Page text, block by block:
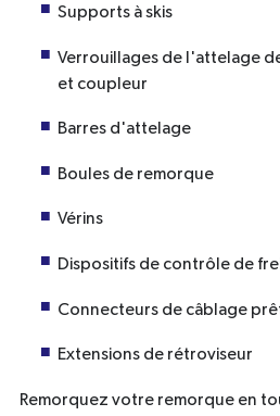
Supports à skis
Verrouillages de l'attelage
et coupleur
Barres d'attelage
Boules de remorque
Vérins
Dispositifs de contrôle de
Connecteurs de câblage
Extensions de rétroviseur
Remorquez votre remorque en